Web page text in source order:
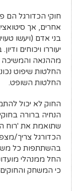
חוקי הכדורגל הם
אחרים, אך
בני אדם (ויעשו
יעוררו ויכוחים
מההנאה והמשיכה
החלטות שיפוט
החלטות השופט.
החוק לא יכול
הנחיה ברורה
שתואמת את 'רוח
הכדורגל צריך/
בהשתתפות כל
החל ממנהלי
כי המשחק